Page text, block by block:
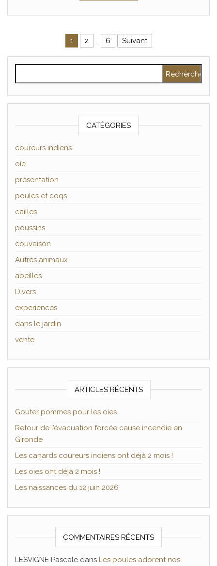
Pagination des publications
1 2 … 6 Suivant
CATÉGORIES
coureurs indiens
oie
présentation
poules et coqs
cailles
poussins
couvaison
Autres animaux
abeilles
Divers
experiences
dans le jardin
vente
ARTICLES RÉCENTS
Gouter pommes pour les oies
Retour de l’évacuation forcée cause incendie en
Gironde
Les canards coureurs indiens ont déjà 2 mois !
Les oies ont déjà 2 mois !
Les naissances du 12 juin 2026
COMMENTAIRES RÉCENTS
LESVIGNE Pascale dans Les poules adorent nos